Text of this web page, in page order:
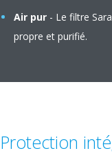
Air pur- Le filtre
propre et purifié.
Protection